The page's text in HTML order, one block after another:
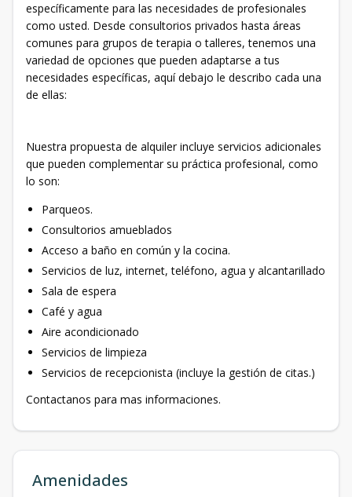
específicamente para las necesidades de profesionales
como usted. Desde consultorios privados hasta áreas
comunes para grupos de terapia o talleres, tenemos una
variedad de opciones que pueden adaptarse a tus
necesidades específicas, aquí debajo le describo cada una
de ellas:
Nuestra propuesta de alquiler incluye servicios adicionales
que pueden complementar su práctica profesional, como
lo son:
Parqueos.
Consultorios amueblados
Acceso a baño en común y la cocina.
Servicios de luz, internet, teléfono, agua y alcantarillado
Sala de espera
Café y agua
Aire acondicionado
Servicios de limpieza
Servicios de recepcionista (incluye la gestión de citas.)
Contactanos para mas informaciones.
Amenidades